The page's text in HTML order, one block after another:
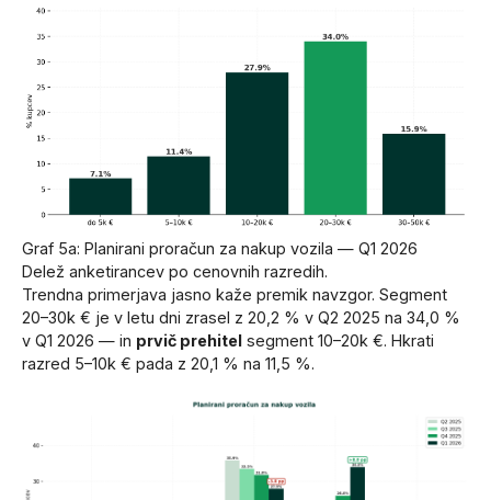
Graf 5a: Planirani proračun za nakup vozila — Q1 2026
Delež anketirancev po cenovnih razredih.
Trendna primerjava jasno kaže premik navzgor. Segment
20–30k € je v letu dni zrasel z 20,2 % v Q2 2025 na 34,0 %
v Q1 2026 — in prvič prehitel segment 10–20k €. Hkrati
razred 5–10k € pada z 20,1 % na 11,5 %.